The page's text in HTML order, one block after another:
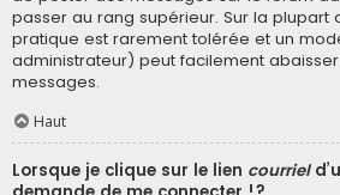
passer au rang supérieur. Sur la plupart
pratique est rarement tolérée et un
administrateur) peut facilement
messages.
Haut
Lorsque je clique sur le lien courriel